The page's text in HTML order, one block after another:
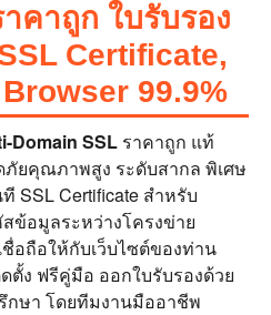
คาถูก ใบรับรอง
Certificate,
99.9%
Domain SSL ราคาถูก แท้
ภัยคุณภาพสูง ระดับสากล พิเศษ
SSL Certificate สำหรับ
สข้อมูลระหว่างโครงข่าย
ชื่อถือให้กับเว็บไซต์ของท่าน
ตั้ง ฟรีคู่มือ ออกใบรับรองด้วย
กษา โดยทีมงานมืออาชีพ